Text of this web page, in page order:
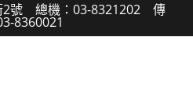
2號 總機：03-8321202 傳
8360021